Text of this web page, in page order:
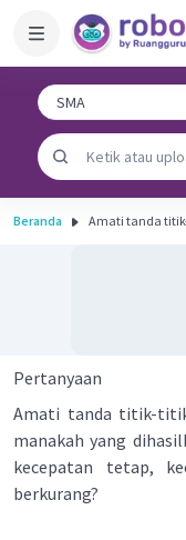
Beranda Amati tanda
Pertanyaan
Amati tanda titik-
manakah yang
kecepatan tetap,
berkurang?